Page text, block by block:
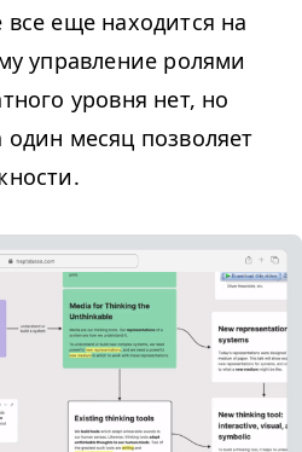
еще находится на
управление ролями
уровня нет, но
месяц позволяет